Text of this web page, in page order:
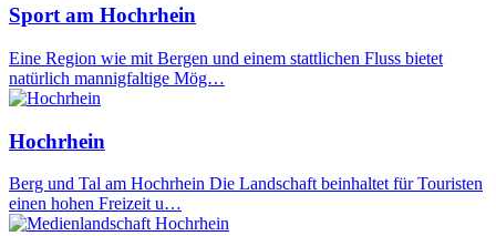
Sport am Hochrhein
Eine Region wie mit Bergen und einem stattlichen Fluss bietet
natürlich mannigfaltige Mög…
Hochrhein
Berg und Tal am Hochrhein Die Landschaft beinhaltet für Touristen
einen hohen Freizeit u…